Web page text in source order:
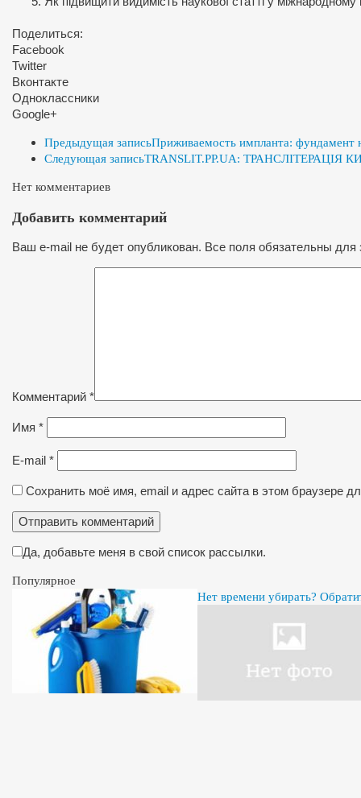
Поделиться:
Facebook
Twitter
Вконтакте
Одноклассники
Google+
Предыдущая записьПриживаемость импланта: фундамент
Следующая записьTRANSLIT.PP.UA:
Нет комментариев
Добавить комментарий
Ваш e-mail не будет опубликован. Все поля обязательны для
Комментарий *
Имя *
E-mail *
Сохранить моё имя, email и адрес сайта в этом браузере
Да, добавьте меня в свой список рассылки.
Популярное
Нет времени убирать?